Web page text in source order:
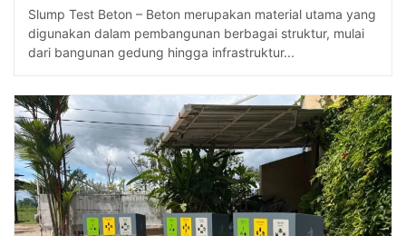
Slump Test Beton – Beton merupakan material utama yang
digunakan dalam pembangunan berbagai struktur, mulai
dari bangunan gedung hingga infrastruktur...